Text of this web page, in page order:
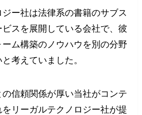
ジー社は法律系の書籍のサブス
スを展開している会社で、彼
ム構築のノウハウを別の分野
考えていました。
信頼関係が厚い当社がコンテ
リーガルテクノロジー社が提